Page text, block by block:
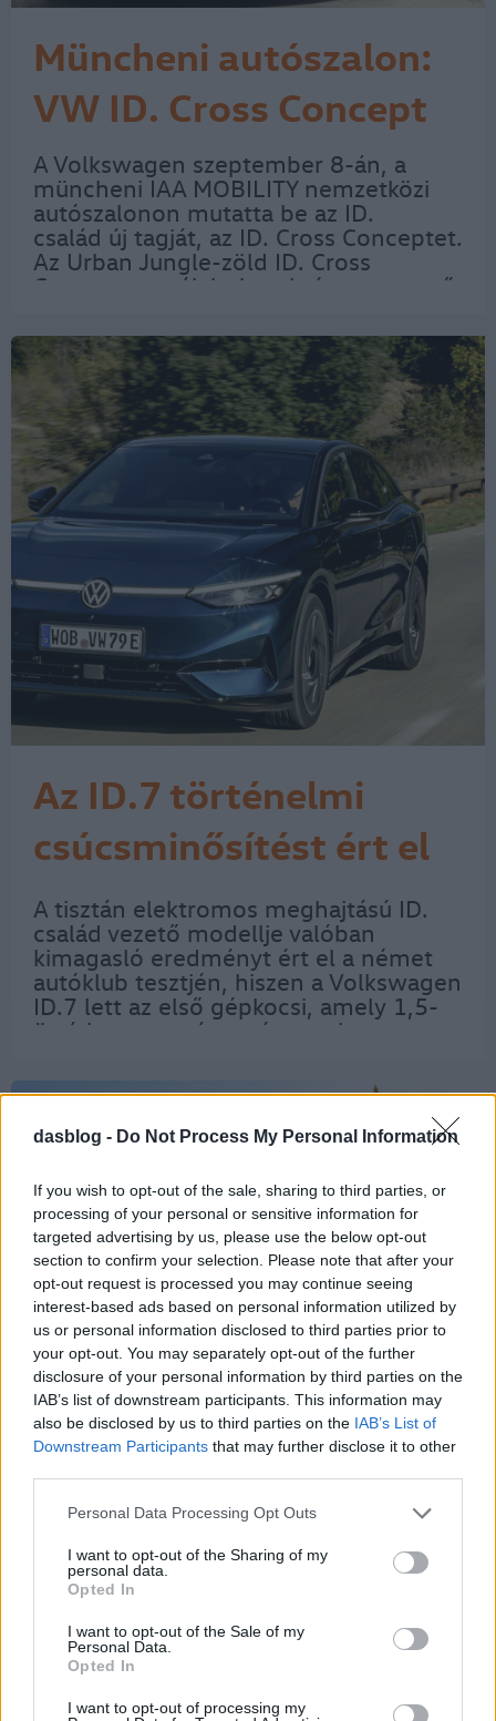
dasblog - Do Not Process My Personal Information
If you wish to opt-out of the sale, sharing to third parties, or
processing of your personal or sensitive information for
targeted advertising by us, please use the below opt-out
section to confirm your selection. Please note that after your
opt-out request is processed you may continue seeing
interest-based ads based on personal information utilized by
us or personal information disclosed to third parties prior to
your opt-out. You may separately opt-out of the further
disclosure of your personal information by third parties on the
IAB’s list of downstream participants. This information may
also be disclosed by us to third parties on the IAB’s List of
Downstream Participants that may further disclose it to other
Please note that this website/app uses one or more Google
not limited to your visit or usage behaviour. You may click to
grant or deny consent to Google and its third-party tags to
use your data for below specified purposes in below Google
consent section.
Personal Data Processing Opt Outs
I want to opt-out of the Sharing of my
personal data.
Opted In
I want to opt-out of the Sale of my
Personal Data.
Opted In
I want to opt-out of processing my
Müncheni autószalon:
VW ID. Cross Concept
A Volkswagen szeptember 8-án, a
müncheni IAA MOBILITY nemzetközi
autószalonon mutatta be az ID.
család új tagját, az ID. Cross Conceptet.
Az Urban Jungle-zöld ID. Cross
Concept egy új, letisztult és megnyerő
megfelel városi használatra, mint
hosszú…
Az ID.7 történelmi
csúcsminősítést ért el
az ADAC tesztjén
A tisztán elektromos meghajtású ID.
család vezető modellje valóban
kimagasló eredményt ért el a német
autóklub tesztjén, hiszen a Volkswagen
ID.7 lett az első gépkocsi, amely 1,5-
ös átlagpontszámot és ezzel „nagyon
mérnökei által végzett…
Itt a VW első e-busza,
az ID. BUZZ
Jó pár év telt el a képen látható két
busz között, de a rokonság
letagadhatatlan. A legnagyobb